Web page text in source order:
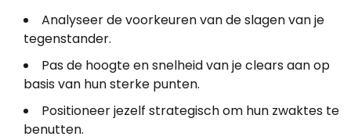
Analyseer de voorkeuren van de slagen van je
tegenstander.
Pas de hoogte en snelheid van je clears aan op
basis van hun sterke punten.
Positioneer jezelf strategisch om hun zwaktes te
benutten.